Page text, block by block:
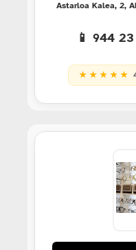
Astarloa Kalea, 2,
📱 944
★ ★ ★ ★ ★